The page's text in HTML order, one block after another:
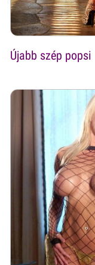
Újabb szép popsi